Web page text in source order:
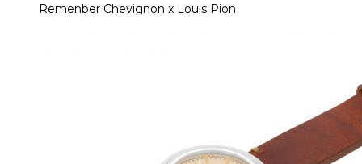
Remenber Chevignon x Louis Pion